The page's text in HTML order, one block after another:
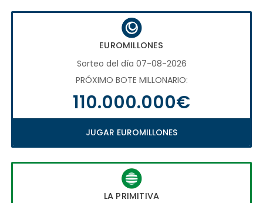
EUROMILLONES
Sorteo del día 07-08-2026
PRÓXIMO BOTE MILLONARIO:
110.000.000€
JUGAR EUROMILLONES
LA PRIMITIVA